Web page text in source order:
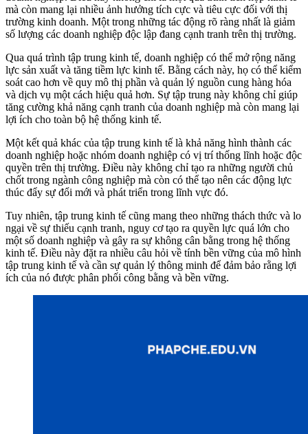
mà còn mang lại nhiều ảnh hưởng tích cực và tiêu cực đối với thị
trường kinh doanh. Một trong những tác động rõ ràng nhất là giảm
số lượng các doanh nghiệp độc lập đang cạnh tranh trên thị trường.
Qua quá trình tập trung kinh tế, doanh nghiệp có thể mở rộng năng
lực sản xuất và tăng tiềm lực kinh tế. Bằng cách này, họ có thể kiểm
soát cao hơn về quy mô thị phần và quản lý nguồn cung hàng hóa
và dịch vụ một cách hiệu quả hơn. Sự tập trung này không chỉ giúp
tăng cường khả năng cạnh tranh của doanh nghiệp mà còn mang lại
lợi ích cho toàn bộ hệ thống kinh tế.
Một kết quả khác của tập trung kinh tế là khả năng hình thành các
doanh nghiệp hoặc nhóm doanh nghiệp có vị trí thống lĩnh hoặc độc
quyền trên thị trường. Điều này không chỉ tạo ra những người chủ
chốt trong ngành công nghiệp mà còn có thể tạo nên các động lực
thúc đẩy sự đổi mới và phát triển trong lĩnh vực đó.
Tuy nhiên, tập trung kinh tế cũng mang theo những thách thức và lo
ngại về sự thiếu cạnh tranh, nguy cơ tạo ra quyền lực quá lớn cho
một số doanh nghiệp và gây ra sự không cân bằng trong hệ thống
kinh tế. Điều này đặt ra nhiều câu hỏi về tính bền vững của mô hình
tập trung kinh tế và cần sự quản lý thông minh để đảm bảo rằng lợi
ích của nó được phân phối công bằng và bền vững.